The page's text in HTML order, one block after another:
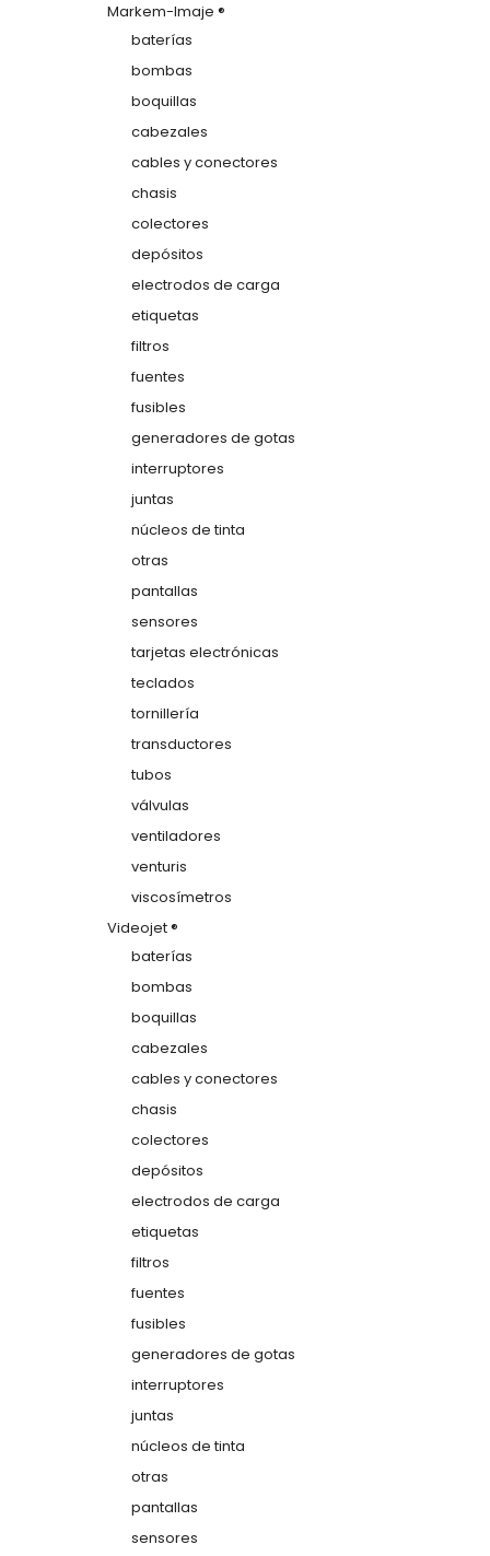
Markem-Imaje ®
baterías
bombas
boquillas
cabezales
cables y conectores
chasis
colectores
depósitos
electrodos de carga
etiquetas
filtros
fuentes
fusibles
generadores de gotas
interruptores
juntas
núcleos de tinta
otras
pantallas
sensores
tarjetas electrónicas
teclados
tornillería
transductores
tubos
válvulas
ventiladores
venturis
viscosímetros
Videojet ®
baterías
bombas
boquillas
cabezales
cables y conectores
chasis
colectores
depósitos
electrodos de carga
etiquetas
filtros
fuentes
fusibles
generadores de gotas
interruptores
juntas
núcleos de tinta
otras
pantallas
sensores